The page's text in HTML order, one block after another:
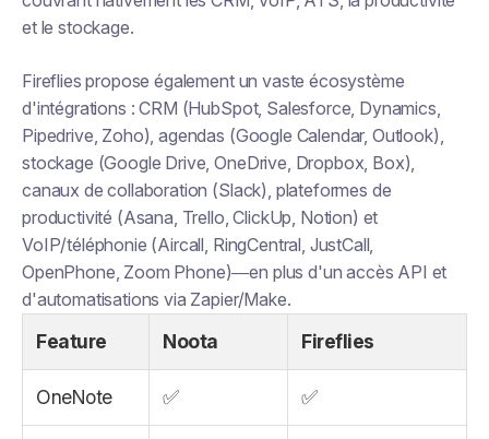
et le stockage.
Fireflies propose également un vaste écosystème
d'intégrations : CRM (HubSpot, Salesforce, Dynamics,
Pipedrive, Zoho), agendas (Google Calendar, Outlook),
stockage (Google Drive, OneDrive, Dropbox, Box),
canaux de collaboration (Slack), plateformes de
productivité (Asana, Trello, ClickUp, Notion) et
VoIP/téléphonie (Aircall, RingCentral, JustCall,
OpenPhone, Zoom Phone)—en plus d'un accès API et
d'automatisations via Zapier/Make.
Feature Noota Fireflies
OneNote ✅ ✅